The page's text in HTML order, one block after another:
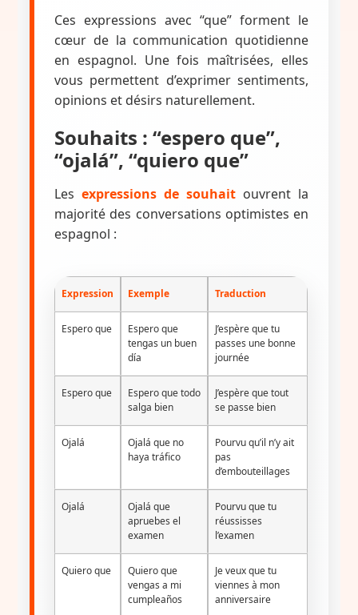
Ces expressions avec “que” forment le
cœur de la communication quotidienne
en espagnol. Une fois maîtrisées, elles
vous permettent d’exprimer sentiments,
opinions et désirs naturellement.
Souhaits : “espero que”,
“ojalá”, “quiero que”
Lesexpressions de souhaitouvrent la
majorité des conversations optimistes en
espagnol :
Expression Exemple Traduction
Espero que
Espero que
tengas un buen
día
J’espère que tu
passes une bonne
journée
Espero que
Espero que todo
salga bien
J’espère que tout
se passe bien
Ojalá
Ojalá que no
haya tráfico
Pourvu qu’il n’y ait
pas
d’embouteillages
Ojalá
Ojalá que
apruebes el
examen
Pourvu que tu
réussisses
l’examen
Quiero que
Quiero que
vengas a mi
cumpleaños
Je veux que tu
viennes à mon
anniversaire